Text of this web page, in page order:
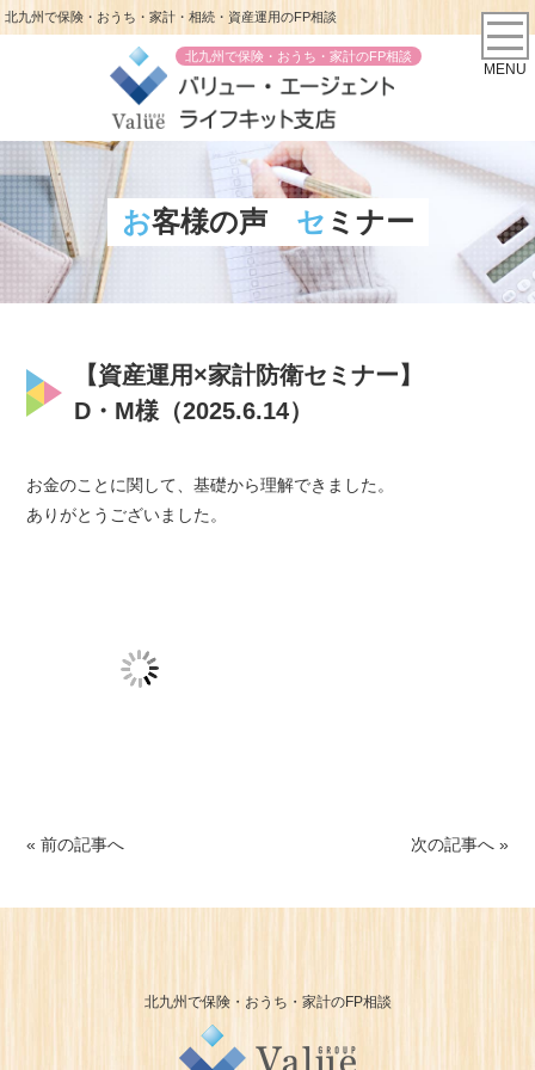
北九州で保険・おうち・家計・相続・資産運用のFP相談
北九州で保険・おうち・家計のFP相談
MENU
お客様の声 セミナー
【資産運用×家計防衛セミナー】
D・M様（2025.6.14）
お金のことに関して、基礎から理解できました。
ありがとうございました。
« 前の記事へ 次の記事へ »
北九州で保険・おうち・家計のFP相談